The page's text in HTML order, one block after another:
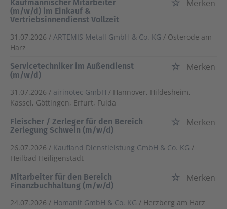
Kaufmännischer Mitarbeiter
(m/w/d) im Einkauf &
Vertriebsinnendienst Vollzeit
Merken
31.07.2026 / ARTEMIS Metall GmbH & Co. KG / Osterode am
Harz
Servicetechniker im Außendienst
(m/w/d)
Merken
31.07.2026 / airinotec GmbH / Hannover, Hildesheim,
Kassel, Göttingen, Erfurt, Fulda
Fleischer / Zerleger für den Bereich
Zerlegung Schwein (m/w/d)
Merken
26.07.2026 / Kaufland Dienstleistung GmbH & Co. KG /
Heilbad Heiligenstadt
Mitarbeiter für den Bereich
Finanzbuchhaltung (m/w/d)
Merken
24.07.2026 / Homanit GmbH & Co. KG / Herzberg am Harz